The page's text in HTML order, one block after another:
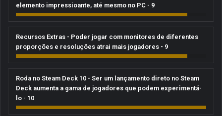
elemento impressioante, até mesmo no PC - 9
Recursos Extras - Poder jogar com monitores de diferentes
proporções e resoluções atrai mais jogadores - 9
Roda no Steam Deck 10 - Ser um lançamento direto no Steam
Deck aumenta a gama de jogadores que podem experimentá-
lo - 10